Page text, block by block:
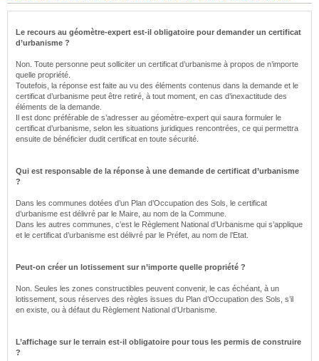
Le recours au géomètre-expert est-il obligatoire pour demander un certificat
d’urbanisme ?
Non. Toute personne peut solliciter un certificat d’urbanisme à propos de n’importe
quelle propriété.
Toutefois, la réponse est faite au vu des éléments contenus dans la demande et le
certificat d’urbanisme peut être retiré, à tout moment, en cas d’inexactitude des
éléments de la demande.
Il est donc préférable de s’adresser au géomètre-expert qui saura formuler le
certificat d’urbanisme, selon les situations juridiques rencontrées, ce qui permettra
ensuite de bénéficier dudit certificat en toute sécurité.
Qui est responsable de la réponse à une demande de certificat d’urbanisme
?
Dans les communes dotées d’un Plan d’Occupation des Sols, le certificat
d’urbanisme est délivré par le Maire, au nom de la Commune.
Dans les autres communes, c’est le Règlement National d’Urbanisme qui s’applique
et le certificat d’urbanisme est délivré par le Préfet, au nom de l’Etat.
Peut-on créer un lotissement sur n’importe quelle propriété ?
Non. Seules les zones constructibles peuvent convenir, le cas échéant, à un
lotissement, sous réserves des règles issues du Plan d’Occupation des Sols, s’il
en existe, ou à défaut du Règlement National d’Urbanisme.
L’affichage sur le terrain est-il obligatoire pour tous les permis de construire
?